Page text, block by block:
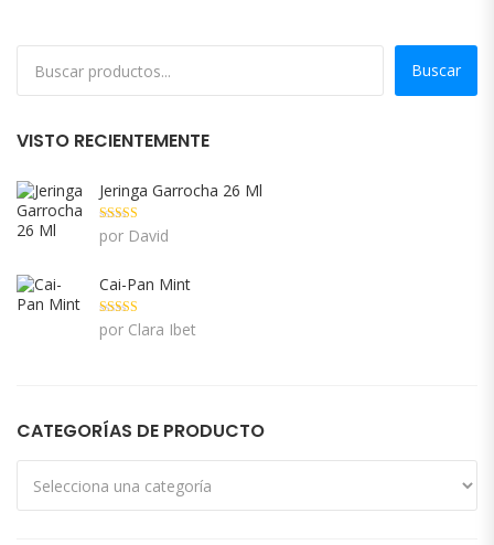
Buscar
VISTO RECIENTEMENTE
Jeringa Garrocha 26 Ml
Valorado con
5 de 5
por David
Cai-Pan Mint
Valorado con
5 de 5
por Clara Ibet
CATEGORÍAS DE PRODUCTO